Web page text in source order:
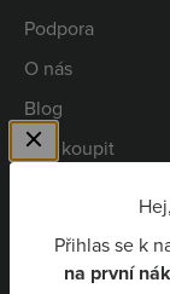
Přihlas se k
na první
Podpora
O nás
Blog
Kde koupit
Niceboy Pay